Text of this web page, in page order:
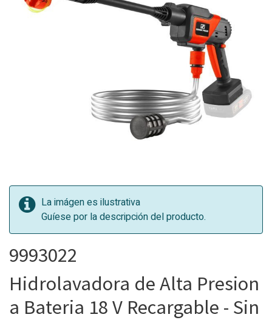
La imágen es ilustrativa
Guíese por la descripción del producto.
9993022
Hidrolavadora de Alta Presion
a Bateria 18 V Recargable - Sin